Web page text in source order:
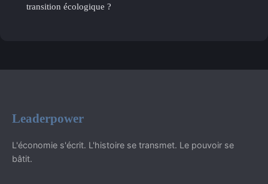
transition écologique ?
Leaderpower
L'économie s'écrit. L'histoire se transmet. Le pouvoir se
bâtit.